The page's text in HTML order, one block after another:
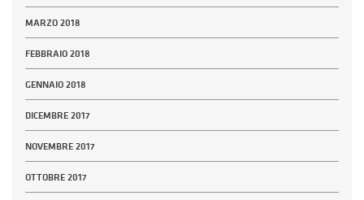
MARZO 2018
FEBBRAIO 2018
GENNAIO 2018
DICEMBRE 2017
NOVEMBRE 2017
OTTOBRE 2017